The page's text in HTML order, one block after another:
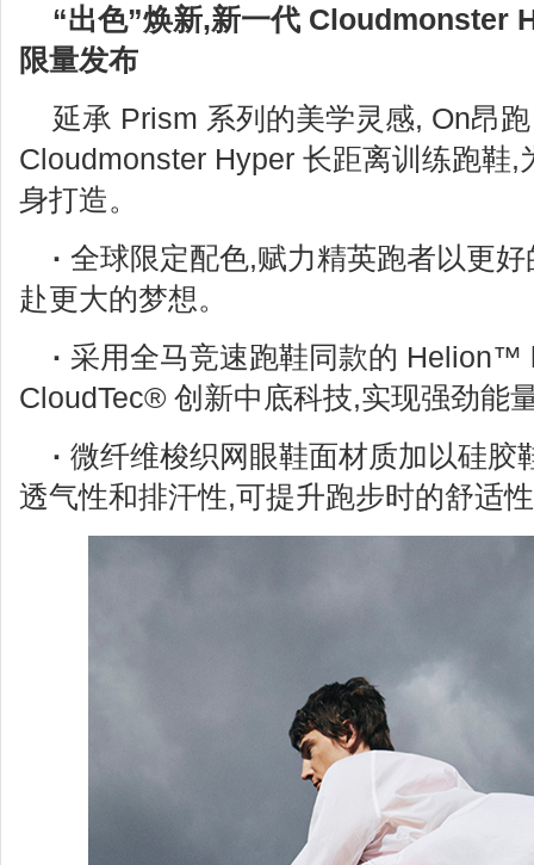
“出色”焕新,新一代 Cloudmonster
限量发布
延承 Prism 系列的美学灵感, On昂
Cloudmonster Hyper 长距离训练跑鞋,
身打造。
· 全球限定配色,赋力精英跑者以更
赴更大的梦想。
· 采用全马竞速跑鞋同款的 Helion™
CloudTec® 创新中底科技,实现强劲能
· 微纤维梭织网眼鞋面材质加以硅胶
透气性和排汗性,可提升跑步时的舒适